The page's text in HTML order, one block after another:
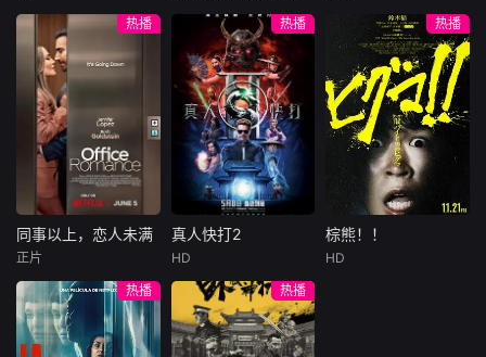
人命运的安好。
仿造名画、偷天换
日。几经波折，两
人联手在各方势力
的夹缝间巧妙周
旋，共历险阻，破
解重重困境。
“不务正业”迈出牧
场，追查牧羊人“躺
平
瞬间拥有顶配人
生。
于适
大漠之上，镖人、
官府、西域五大家
族等多方势力盘根
错节、暗潮涌动。
“天字第二号逃犯”
刀马接下特殊押镖
任务，和同伴一起
从西域护镖远赴长
安。不料，他们的
护送对象竟是“天字
郎……天下熙熙皆
为利来，各方势力
闻风入局，抢镖厮
佐伊·索尔达娜
西格妮·韦弗
影片聚焦杰克·萨利
与奈蒂莉一家的命
运起伏，在前作的
情感余波之上，深
刻描绘一个家族在
战火中如何成长、
并共同守护血脉相
连的情感纽带的历
程，从而将故事推
维度。此外，潘多
拉的全新领域也即
将揭晓
周汉宁
男人（黄渤
饰）和女人（倪妮
饰）飞机同时落
地，入住同一家酒
店，成为一墙之隔
的邻居。不够隔音
的房间暴露了男人
和女人因生活暂停
陷入的困境，健
康、家庭、婚姻、
热播
同事以上，恋人未满
布雷特·戈德斯坦
贝蒂·吉尔平
洛佩兹饰演的航空
同事以上，恋人未满
正片
热播
真人快打2
阿德莱恩·鲁道夫
杰西卡·麦克娜美
过气好莱坞演
真人快打2
HD
热播
棕熊！！
棕熊！！
HD
热播
热播